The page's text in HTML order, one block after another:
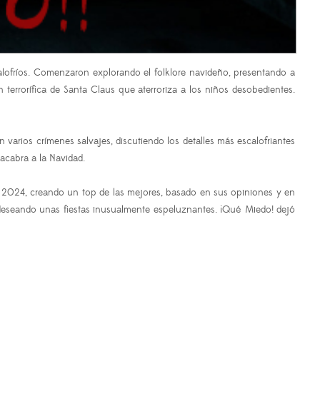
Comenzaron explorando el folklore navideño, presentando a
de Santa Claus que aterroriza a los niños desobedientes.
crímenes salvajes, discutiendo los detalles más escalofriantes
a la Navidad.
creando un top de las mejores, basado en sus opiniones y en
unas fiestas inusualmente espeluznantes. ¡Qué Miedo! dejó